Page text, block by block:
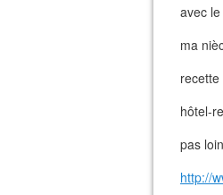
avec
ma
hôtel-
pas
http://